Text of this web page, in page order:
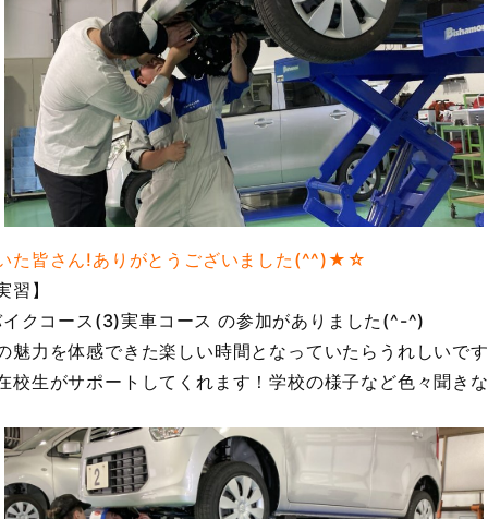
た皆さん!ありがとうございました(^^)★☆
習】
クコース(3)実車コース の参加がありました(^-^)
魅力を体感できた楽しい時間となっていたらうれしいで
校生がサポートしてくれます！学校の様子など色々聞き